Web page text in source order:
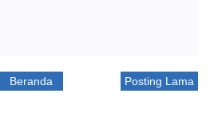
Posting Lama
Beranda